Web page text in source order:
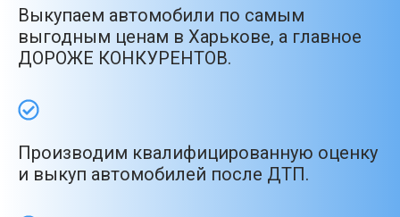
Выкупаем автомобили по самым
выгодным ценам в Харькове, а главное
ДОРОЖЕ КОНКУРЕНТОВ.
Производим квалифицированную оценку
и выкуп автомобилей после ДТП.